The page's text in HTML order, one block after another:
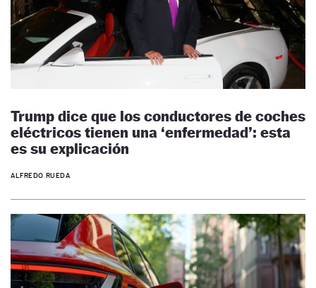
Trump dice que los conductores de coches
eléctricos tienen una ‘enfermedad’: esta
es su explicación
ALFREDO RUEDA